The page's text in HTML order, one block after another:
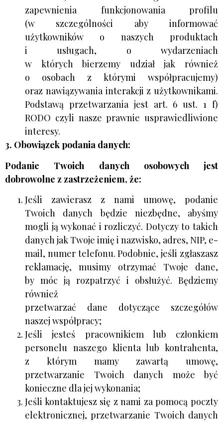
zapewnienia funkcjonowania profilu
(w szczególności aby informować
użytkowników o naszych produktach
i usługach, o wydarzeniach
w których bierzemy udział jak również
o osobach z którymi współpracujemy)
oraz nawiązywania interakcji z użytkownikami.
Podstawą przetwarzania jest art. 6 ust. 1 f)
RODO czyli nasze prawnie usprawiedliwione
interesy.
3. Obowiązek podania danych:
Podanie Twoich danych osobowych jest
dobrowolne z zastrzeżeniem, że:
Jeśli zawierasz z nami umowę, podanie
Twoich danych będzie niezbędne, abyśmy
mogli ją wykonać i rozliczyć. Dotyczy to takich
danych jak Twoje imię i nazwisko, adres, NIP, e-
mail, numer telefonu. Podobnie, jeśli zgłaszasz
reklamację, musimy otrzymać Twoje dane,
by móc ją rozpatrzyć i obsłużyć. Będziemy
również
przetwarzać dane dotyczące szczegółów
naszej współpracy;
Jeśli jesteś pracownikiem lub członkiem
personelu naszego klienta lub kontrahenta,
z którym mamy zawartą umowę,
przetwarzanie Twoich danych może być
konieczne dla jej wykonania;
Jeśli kontaktujesz się z nami za pomocą poczty
elektronicznej, przetwarzanie Twoich danych